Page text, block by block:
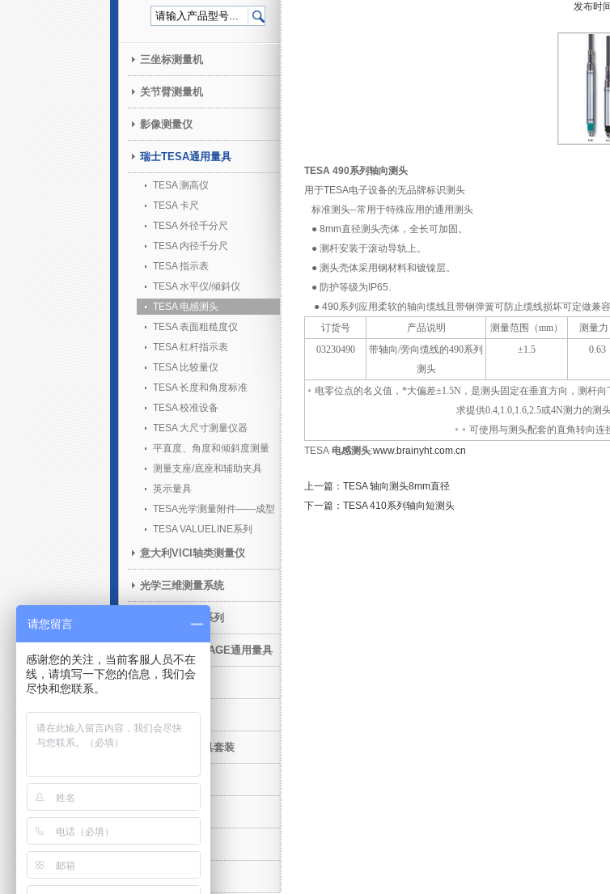
三坐标测量机
关节臂测量机
影像测量仪
瑞士TESA通用量具
TESA 测高仪
TESA 卡尺
TESA 外径千分尺
TESA 内径千分尺
TESA 指示表
TESA 水平仪/倾斜仪
TESA 电感测头
TESA 表面粗糙度仪
TESA 杠杆指示表
TESA 比较量仪
TESA 长度和角度标准
TESA 校准设备
TESA 大尺寸测量仪器
平直度、角度和倾斜度测量
测量支座/底座和辅助夹具
英示量具
TESA光学测量附件——成型
胶套装TESA VALUELINE系列
意大利VICI轴类测量仪
光学三维测量系统
青岛前哨产品系列
STANDARD GAGE通用量具
在机测量
售后增值服务
三坐标柔性夹具套装
工业CT
威尔量具量仪
扫描仪
产品维修服务
发布时
TESA 490系列轴向测头
用于TESA电子设备的无品牌标识测头
标准测头--常用于特殊应用的通用测头
● 8mm直径测头壳体，全长可加固。
● 测杆安装于滚动导轨上。
● 测头壳体采用钢材料和镀镍层。
● 防护等级为IP65.
● 490系列应用柔软的轴向缆线且带钢弹簧可防止缆线损坏可定做兼容
订货号
产品说明 测量范围（mm） 测量力
03230490
带轴向/旁向缆线的490系列
测头
±1.5 0.63
＊ 电零位点的名义值，*大偏差±1.5N，是测头固定在垂直方向，测杆
求提供0.4,1.0,1.6,2.5或4N测力的测
＊＊ 可使用与测头配套的直角转向连
TESA 电感测头:www.brainyht.com.cn
上一篇：TESA 轴向测头8mm直径
下一篇：TESA 410系列轴向短测头
请您留言
感谢您的关注，当前客服人员不在
线，请填写一下您的信息，我们会
尽快和您联系。